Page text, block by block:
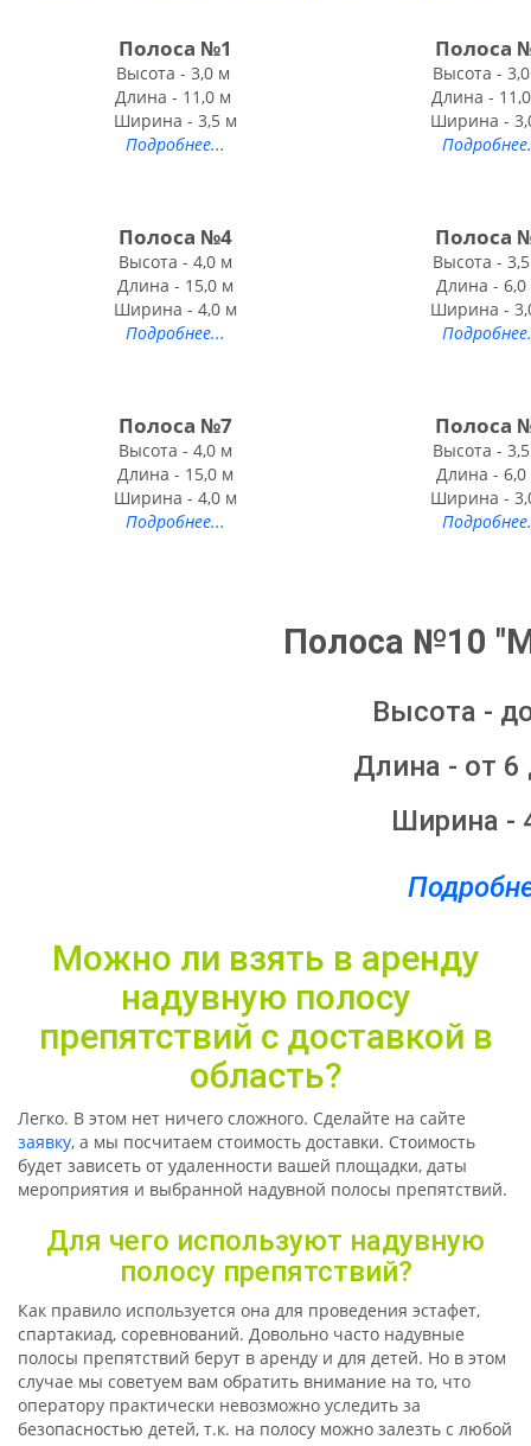
Полоса №1 Полоса
Высота - 3,0 м
Длина - 11,0 м
Ширина - 3,5 м
Высота -
Длина -
Ширина -
Подробнее...
Полоса №4 Полоса
Высота - 4,0 м
Длина - 15,0 м
Ширина - 4,0 м
Высота -
Длина -
Ширина -
Подробнее...
Полоса №7 Полоса
Высота - 4,0 м
Длина - 15,0 м
Ширина - 4,0 м
Высота -
Длина -
Ширина -
Подробнее...
Полоса №10
Высота -
Длина - от 6
Ширина -
Можно ли взять в аренду
надувную полосу
препятствий с доставкой в
область?
Легко. В этом нет ничего сложного. Сделайте на сайте
заявку, а мы посчитаем стоимость доставки. Стоимость
будет зависеть от удаленности вашей площадки, даты
мероприятия и выбранной надувной полосы препятствий.
Для чего используют надувную
полосу препятствий?
Как правило используется она для проведения эстафет,
спартакиад, соревнований. Довольно часто надувные
полосы препятствий берут в аренду и для детей. Но в этом
случае мы советуем вам обратить внимание на то, что
оператору практически невозможно уследить за
безопасностью детей, т.к. на полосу можно залезть с любой